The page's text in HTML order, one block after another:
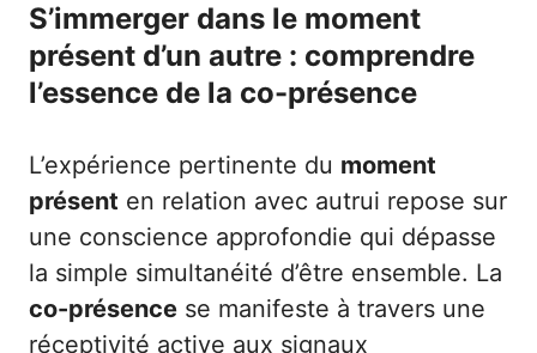
S’immerger dans le moment
présent d’un autre : comprendre
l’essence de la co-présence
L’expérience pertinente du moment
présent en relation avec autrui repose sur
une conscience approfondie qui dépasse
la simple simultanéité d’être ensemble. La
co-présence se manifeste à travers une
réceptivité active aux signaux